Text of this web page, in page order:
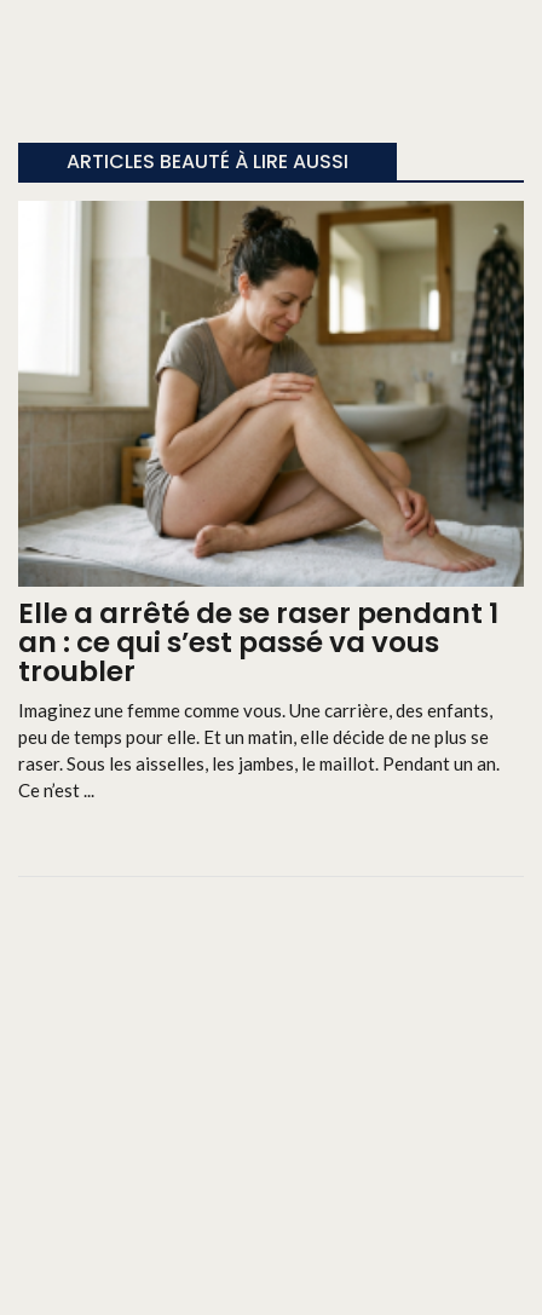
ARTICLES BEAUTÉ À LIRE AUSSI
Elle a arrêté de se raser pendant 1
an : ce qui s’est passé va vous
troubler
Imaginez une femme comme vous. Une carrière, des enfants,
peu de temps pour elle. Et un matin, elle décide de ne plus se
raser. Sous les aisselles, les jambes, le maillot. Pendant un an.
Ce n’est ...